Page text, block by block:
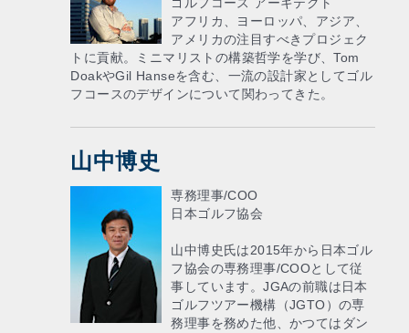
アフリカ、ヨーロッパ、アジア、
アメリカの注目すべきプロジェク
トに貢献。ミニマリストの構築哲学を学び、Tom
DoakやGil Hanseを含む、一流の設計家としてゴル
フコースのデザインについて関わってきた。
山中博史
専務理事/COO
日本ゴルフ協会
山中博史氏は2015年から日本ゴル
フ協会の専務理事/COOとして従
事しています。JGAの前職は日本
ゴルフツアー機構（JGTO）の専
務理事を務めた他、かつてはダン